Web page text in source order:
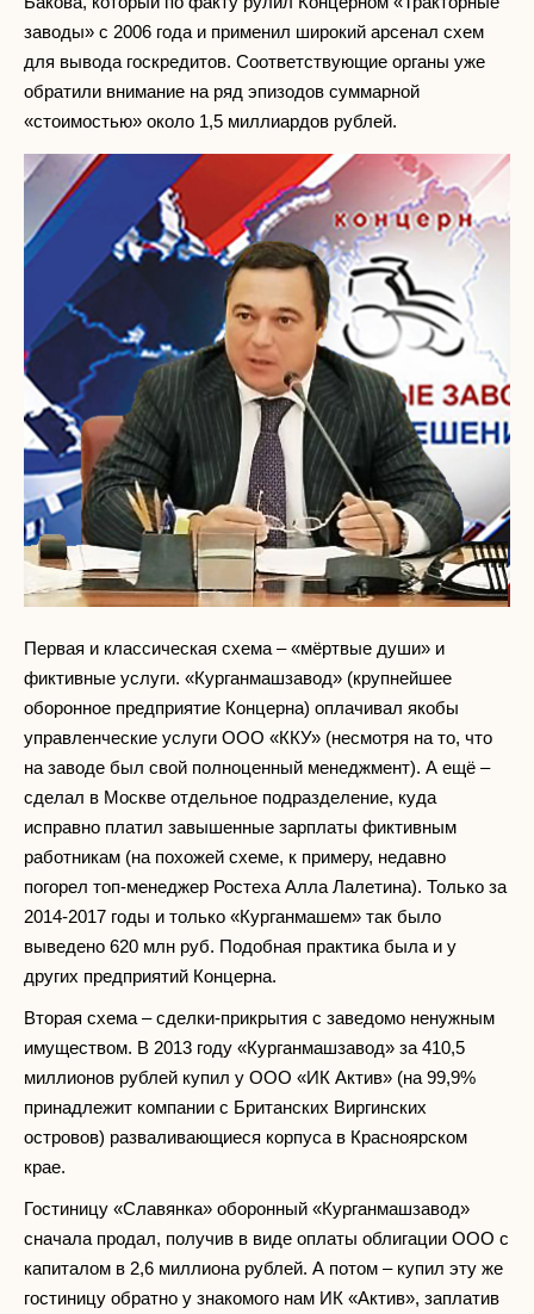
заводы» с 2006 года и применил широкий арсенал схем
для вывода госкредитов. Соответствующие органы уже
обратили внимание на ряд эпизодов суммарной
«стоимостью» около 1,5 миллиардов рублей.
Первая и классическая схема – «мёртвые души» и
фиктивные услуги. «Курганмашзавод» (крупнейшее
оборонное предприятие Концерна) оплачивал якобы
управленческие услуги ООО «ККУ» (несмотря на то, что
на заводе был свой полноценный менеджмент). А ещё –
сделал в Москве отдельное подразделение, куда
исправно платил завышенные зарплаты фиктивным
работникам (на похожей схеме, к примеру, недавно
погорел топ-менеджер Ростеха Алла Лалетина). Только за
2014-2017 годы и только «Курганмашем» так было
выведено 620 млн руб. Подобная практика была и у
других предприятий Концерна.
Вторая схема – сделки-прикрытия с заведомо ненужным
имуществом. В 2013 году «Курганмашзавод» за 410,5
миллионов рублей купил у ООО «ИК Актив» (на 99,9%
принадлежит компании с Британских Виргинских
островов) разваливающиеся корпуса в Красноярском
крае.
Гостиницу «Славянка» оборонный «Курганмашзавод»
сначала продал, получив в виде оплаты облигации ООО с
капиталом в 2,6 миллиона рублей. А потом – купил эту же
гостиницу обратно у знакомого нам ИК «Актив», заплатив